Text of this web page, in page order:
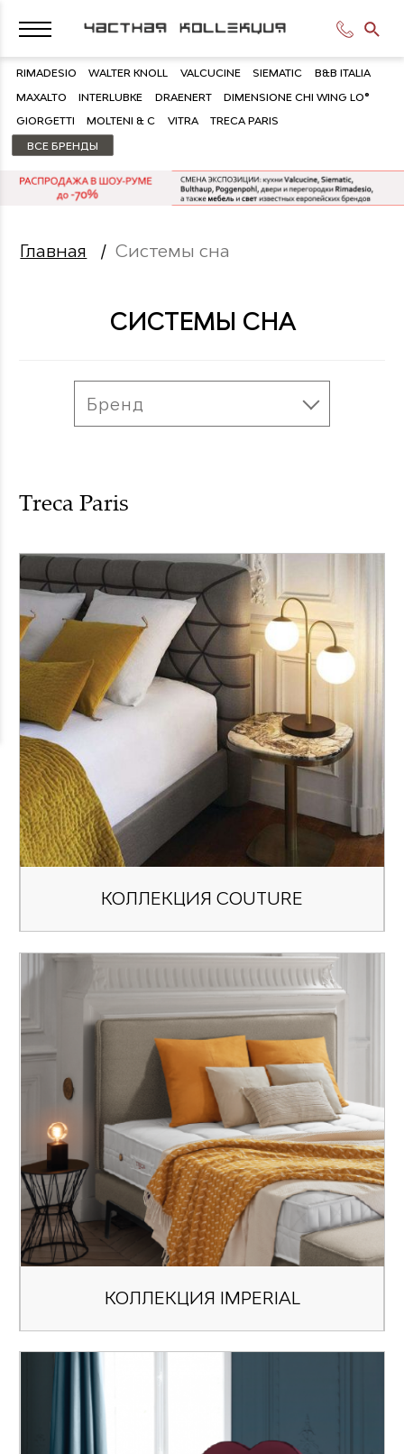
RIMADESIO WALTER KNOLL VALCUCINE SIEMATIC B&B ITALIA
MAXALTO INTERLUBKE DRAENERT DIMENSIONE CHI WING LO®
GIORGETTI MOLTENI & C VITRA TRECA PARIS
ВСЕ БРЕНДЫ
Главная /Системы сна
СИСТЕМЫ СНА
Бренд
Treca Paris
КОЛЛЕКЦИЯ COUTURE
КОЛЛЕКЦИЯ IMPERIAL